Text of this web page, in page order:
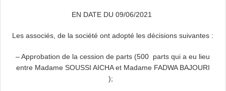
EN DATE DU 09/06/2021
Les associés, de la société ont adopté les décisions suivantes :
– Approbation de la cession de parts (500 parts qui a eu lieu
entre Madame SOUSSI AICHA et Madame FADWA BAJOURI
);